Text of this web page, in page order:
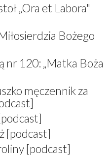
„Ora et Labora"
Bożego
nr 120: „Matka Boża
męczennik za
[podcast]
[podcast]